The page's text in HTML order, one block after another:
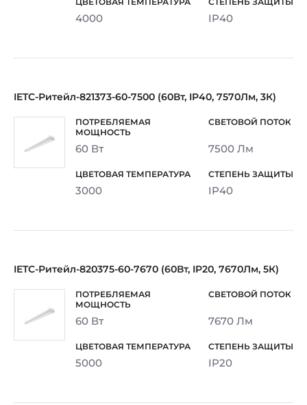
4000 IP40
IETC-Ритейл-821373-60-7500 (60Вт, IP40, 7570Лм, 3К)
60 Вт 7500 Лм
3000 IP40
IETC-Ритейл-820375-60-7670 (60Вт, IP20, 7670Лм, 5К)
60 Вт 7670 Лм
5000 IP20